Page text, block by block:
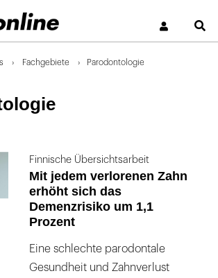
Fachgebiete Parodontologie
Finnische Übersichtsarbeit
Mit jedem verlorenen Zahn
erhöht sich das
Demenzrisiko um 1,1
Prozent
Eine schlechte parodontale
Gesundheit und Zahnverlust